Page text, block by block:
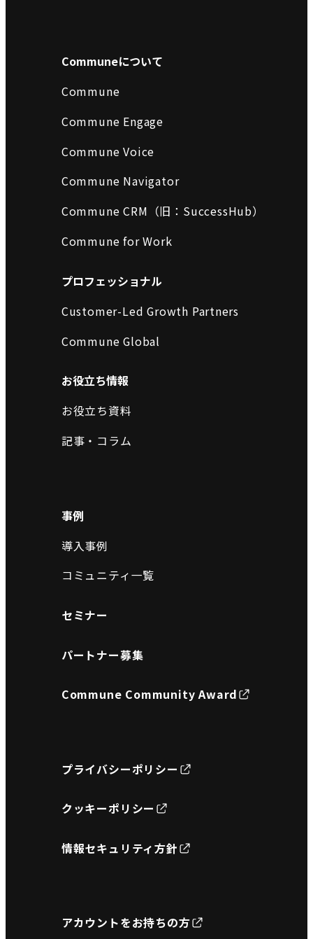
Communeについて
Commune
Commune Engage
Commune Voice
Commune Navigator
Commune CRM（旧：SuccessHub）
Commune for Work
プロフェッショナル
Customer-Led Growth Partners
Commune Global
お役立ち情報
お役立ち資料
記事・コラム
事例
導入事例
コミュニティ一覧
セミナー
パートナー募集
Commune Community Award
プライバシーポリシー
クッキーポリシー
情報セキュリティ方針
アカウントをお持ちの方